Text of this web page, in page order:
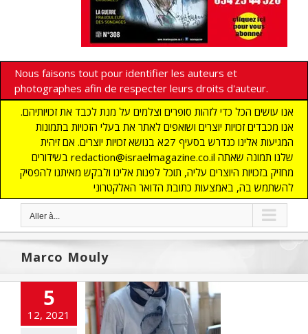
Nous faisons tout pour identifier les auteurs et
photographes afin de respecter leurs droits d'auteur.
אנו עושים הכל כדי לזהות סופרים וצלמים על מנת לכבד את זכויותיהם.
אנו מכבדים זכויות יוצרים ושואפים לאתר את בעלי הזכויות בתמונות
המגיעות אלינו כנדרש בסעיף 27א בנושא זכויות יוצרים. אם זיהית
בשידורים redaction@israelmagazine.co.il שלנו תמונה שאתה
מחזיק בזכויות היוצרים עליה, תוכל לפנות אלינו ולבקש מאיתנו להפסיק
להשתמש בה, באמצעות כתובת הדואר האלקטרוני
Aller à...
Marco Mouly
5
12, 2021
«Les Rois de
du CO2